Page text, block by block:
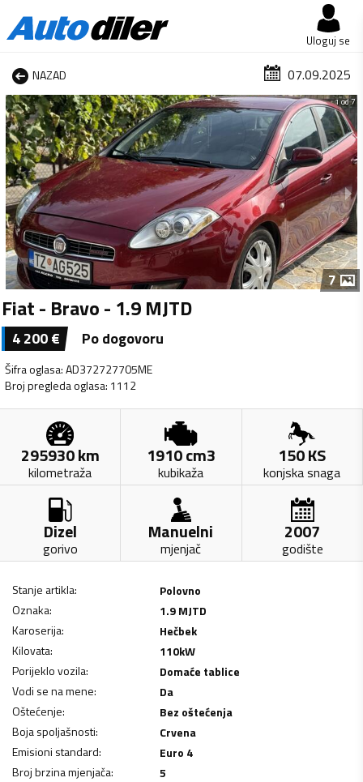
Uloguj se
NAZAD 07.09.2025
1 od 7
7
Fiat - Bravo - 1.9 MJTD
4 200€ Po dogovoru
Šifra oglasa:AD372727705ME
Broj pregleda oglasa: 1112
295930km
kilometraža
1910cm3
kubikaža
150KS
konjska snaga
Dizel
gorivo
Manuelni
mjenjač
2007
godište
Stanje artikla:
Polovno
Oznaka:
1.9 MJTD
Karoserija:
Hečbek
Kilovata: 110kW
Porijeklo vozila:
Domaće tablice
Vodi se na mene:
Da
Oštećenje:
Bez oštećenja
Boja spoljašnosti:
Crvena
Emisioni standard:
Euro 4
Broj brzina mjenjača:
5